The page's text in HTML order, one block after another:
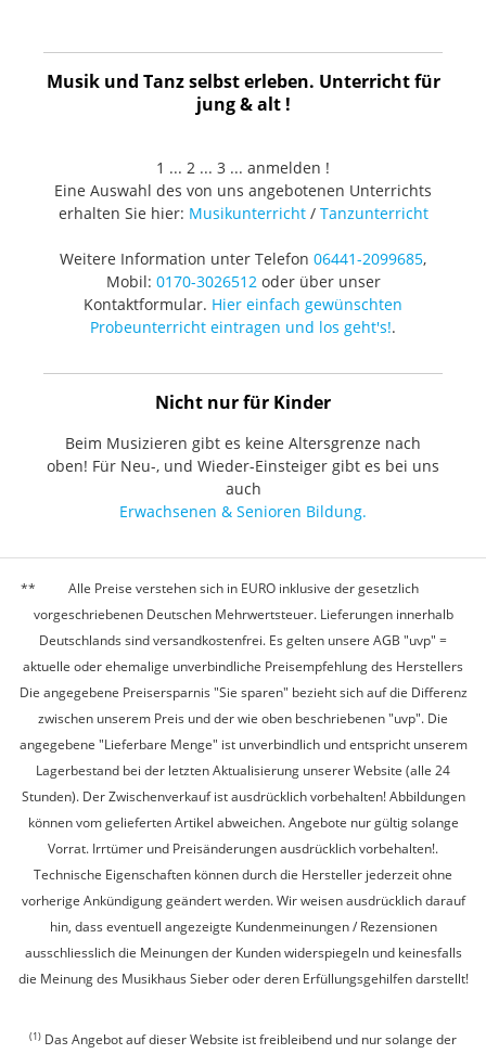
Musik und Tanz selbst erleben. Unterricht für
jung & alt !
1 ... 2 ... 3 ... anmelden !
Eine Auswahl des von uns angebotenen Unterrichts
erhalten Sie hier: Musikunterricht/ Tanzunterricht
Weitere Information unter Telefon 06441-2099685,
Mobil: 0170-3026512oder über unser
Kontaktformular. Hier einfach gewünschten
Probeunterricht eintragen und los geht's!.
Nicht nur für Kinder
Beim Musizieren gibt es keine Altersgrenze nach
oben! Für Neu-, und Wieder-Einsteiger gibt es bei uns
auch
Erwachsenen & Senioren Bildung.
Alle Preise verstehen sich in EURO inklusive der gesetzlich
vorgeschriebenen Deutschen Mehrwertsteuer. Lieferungen innerhalb
Deutschlands sind versandkostenfrei. Es gelten unsere AGB "uvp" =
aktuelle oder ehemalige unverbindliche Preisempfehlung des Herstellers
Die angegebene Preisersparnis "Sie sparen" bezieht sich auf die Differenz
zwischen unserem Preis und der wie oben beschriebenen "uvp". Die
angegebene "Lieferbare Menge" ist unverbindlich und entspricht unserem
Lagerbestand bei der letzten Aktualisierung unserer Website (alle 24
Stunden). Der Zwischenverkauf ist ausdrücklich vorbehalten! Abbildungen
können vom gelieferten Artikel abweichen. Angebote nur gültig solange
Vorrat. Irrtümer und Preisänderungen ausdrücklich vorbehalten!.
Technische Eigenschaften können durch die Hersteller jederzeit ohne
vorherige Ankündigung geändert werden. Wir weisen ausdrücklich darauf
hin, dass eventuell angezeigte Kundenmeinungen / Rezensionen
ausschliesslich die Meinungen der Kunden widerspiegeln und keinesfalls
die Meinung des Musikhaus Sieber oder deren Erfüllungsgehilfen darstellt!
(1) Das Angebot auf dieser Website ist freibleibend und nur solange der